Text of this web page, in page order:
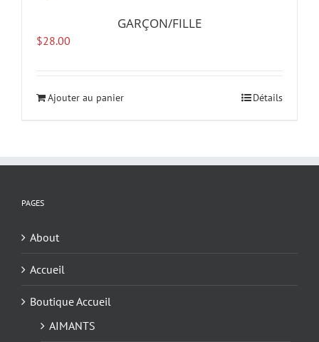
GARÇON/FILLE
$28.00
Ajouter au panier Détails
PAGES
About
Accueil
Boutique Accueil
AIMANTS